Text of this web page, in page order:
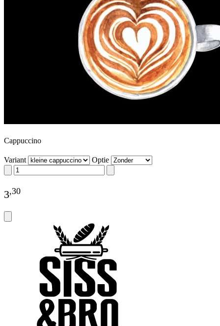
Cappuccino
Variant Optie
3,30